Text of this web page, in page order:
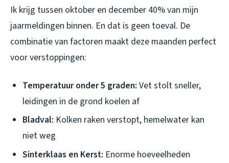
Ik krijg tussen oktober en december 40% van mijn
jaarmeldingen binnen. En dat is geen toeval. De
combinatie van factoren maakt deze maanden perfect
voor verstoppingen:
Temperatuur onder 5 graden: Vet stolt sneller,
leidingen in de grond koelen af
Bladval: Kolken raken verstopt, hemelwater kan
niet weg
Sinterklaas en Kerst: Enorme hoeveelheden